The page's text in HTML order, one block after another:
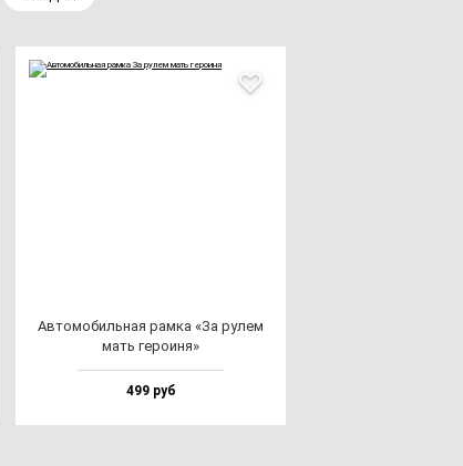
Авто­мо­биль­ная рам­ка «За ру­лем
мать ге­ро­иня»
499 руб